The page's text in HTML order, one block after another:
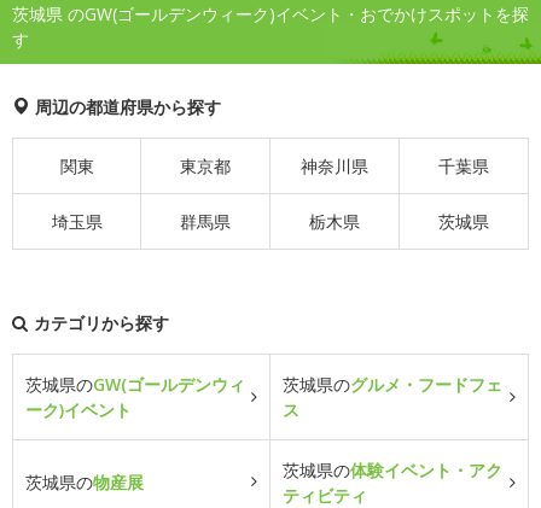
茨城県 のGW(ゴールデンウィーク)イベント・おでかけスポットを探
す
周辺の都道府県から探す
関東 東京都 神奈川県 千葉県
埼玉県 群馬県 栃木県 茨城県
カテゴリから探す
茨城県のGW(ゴールデンウィ
ーク)イベント
茨城県のグルメ・フードフェ
ス
茨城県の物産展
茨城県の体験イベント・アク
ティビティ